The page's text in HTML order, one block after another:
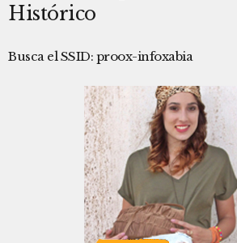
Histórico
Busca el SSID: proox-infoxabia